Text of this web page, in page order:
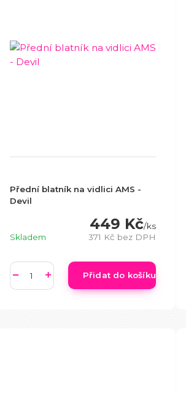
Přední blatník na vidlici AMS -
Devil
449 Kč/ks
371 Kč bez DPH
Skladem
Přidat do košíku